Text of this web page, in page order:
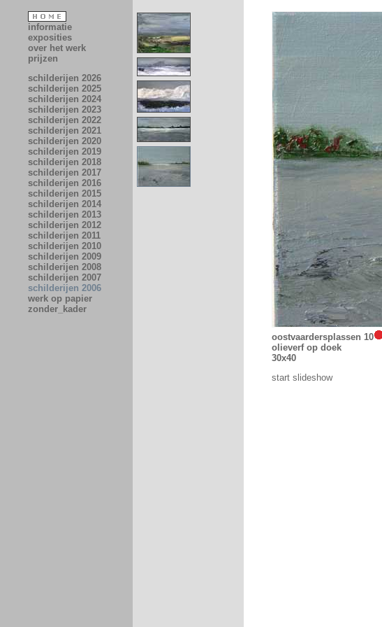
informatie
exposities
over het werk
prijzen
schilderijen 2026
schilderijen 2025
schilderijen 2024
schilderijen 2023
schilderijen 2022
schilderijen 2021
schilderijen 2020
schilderijen 2019
schilderijen 2018
schilderijen 2017
schilderijen 2016
schilderijen 2015
schilderijen 2014
schilderijen 2013
schilderijen 2012
schilderijen 2011
schilderijen 2010
schilderijen 2009
schilderijen 2008
schilderijen 2007
schilderijen 2006
werk op papier
zonder_kader
oostvaardersplassen 10
olieverf op doek
30x40
start slideshow